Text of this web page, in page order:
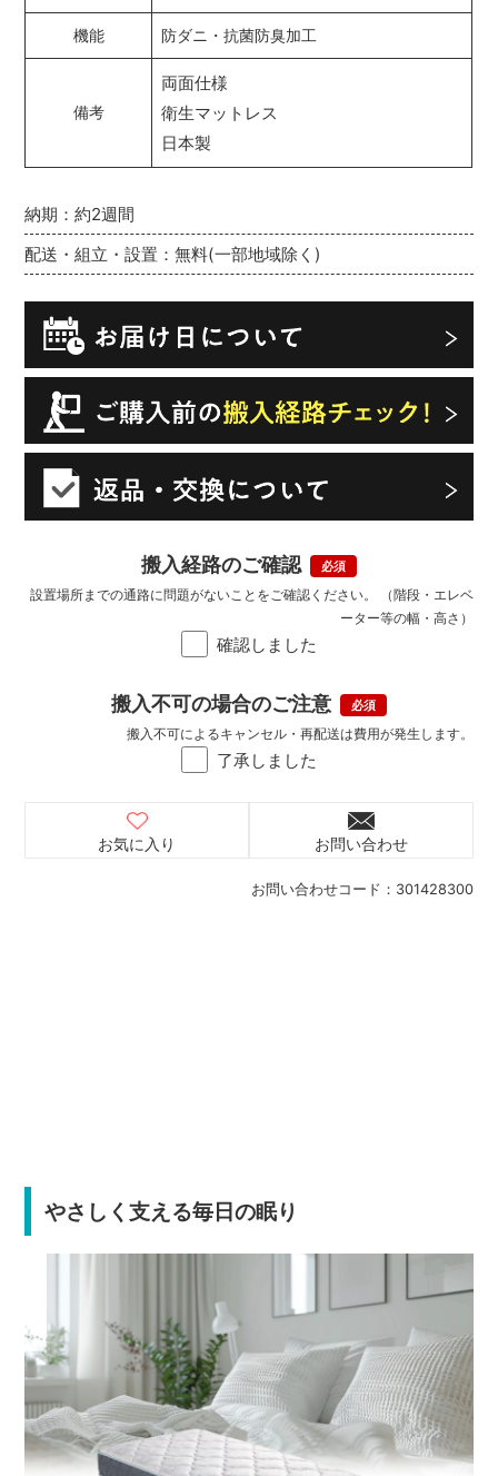
お問い合わせコード： 301428300
納期：約2週間
配送・組立・設置：無料(一部地域除く)
搬入経路のご確認
確認しました
設置場所までの通路に問題がないことをご確認ください。 （階段・エレベ
ーター等の幅・高さ）
搬入不可の場合のご注意
了承しました
搬入不可によるキャンセル・再配送は費用が発生します。
お気に入り お問い合わせ
やさしく支える毎日の眠り
機能 防ダニ・抗菌防臭加工
備考
両面仕様
衛生マットレス
日本製